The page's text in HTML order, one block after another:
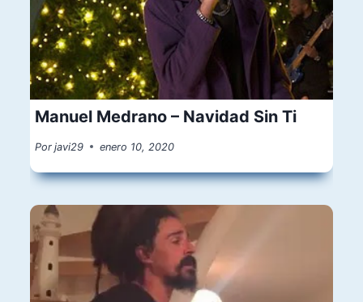
Manuel Medrano – Navidad Sin Ti
Por javi29 enero 10, 2020